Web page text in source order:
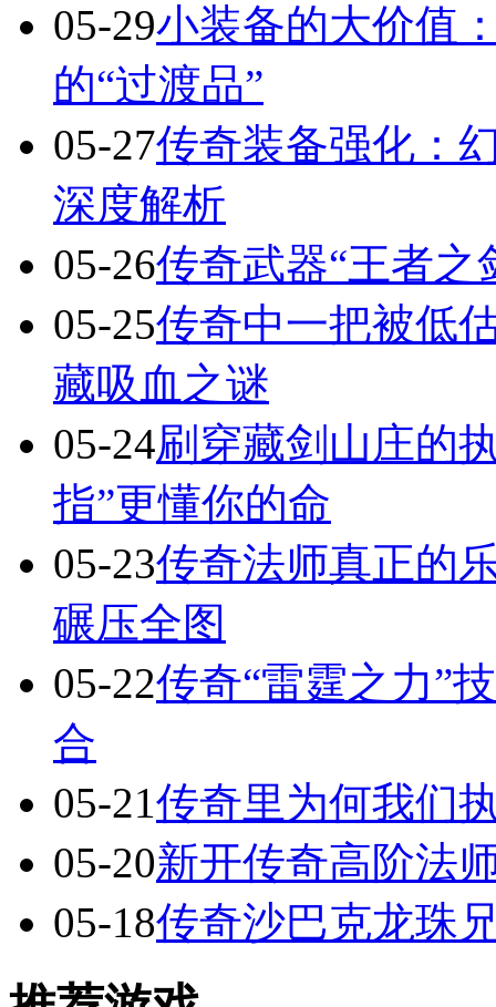
05-29小装备的大价值
的“过渡品”
05-27传奇装备强化：
深度解析
05-26传奇武器“王者之
05-25传奇中一把被低
藏吸血之谜
05-24刷穿藏剑山庄的
指”更懂你的命
05-23传奇法师真正的
碾压全图
05-22传奇“雷霆之力”
合
05-21传奇里为何我们
05-20新开传奇高阶法
05-18传奇沙巴克龙珠